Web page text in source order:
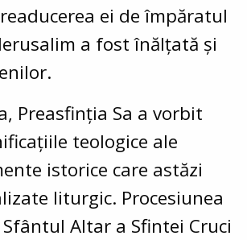
ei de împăratul
a fost înălțată și
Preasfinția Sa a vorbit
teologice ale
istorice care astăzi
liturgic. Procesiunea
Altar a Sfintei Cruci